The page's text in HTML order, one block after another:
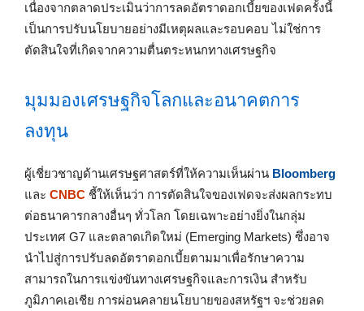
เนื่องจากตลาดประเมินว่าการลดอัตราดอกเบี้ยของเฟดครั้งนี้
เป็นการปรับนโยบายอย่างมีเหตุผลและรอบคอบ ไม่ใช่การ
ตัดสินใจที่เกิดจากความตื่นตระหนกทางเศรษฐกิจ
มุมมองเศรษฐกิจโลกและอนาคตการ
ลงทุน
ผู้เชี่ยวชาญด้านเศรษฐศาสตร์ที่ให้ความเห็นผ่าน Bloomberg
และ CNBC ชี้ให้เห็นว่า การตัดสินใจของเฟดจะส่งผลกระทบ
ต่อธนาคารกลางอื่นๆ ทั่วโลก โดยเฉพาะอย่างยิ่งในกลุ่ม
ประเทศ G7 และตลาดเกิดใหม่ (Emerging Markets) ซึ่งอาจ
นำไปสู่การปรับลดอัตราดอกเบี้ยตามมาเพื่อรักษาความ
สามารถในการแข่งขันทางเศรษฐกิจและการเงิน สำหรับ
ภูมิภาคเอเชีย การผ่อนคลายนโยบายของสหรัฐฯ จะช่วยลด